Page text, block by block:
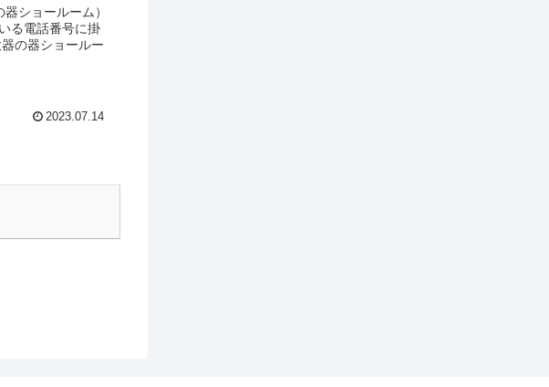
ショールーム）
る電話番号に掛
の器ショールー
2023.07.14